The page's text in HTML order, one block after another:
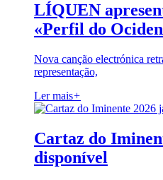
LÍQUEN
«Perfil do
Nova canção electrónica
representação,
Ler mais+
Cartaz do
disponível